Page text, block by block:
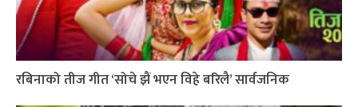
रबिनाको तीज गीत ‘सोचे झैं भएन विहे बरिलै’ सार्वजनिक